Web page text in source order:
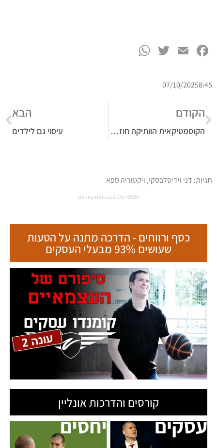
Facebook
Email
Twitter
8:45
07/10/2025
הקודם
הקוסמטיקאית הוותיקה חוזרת לתל אביב
הבא
עיסוי גם לילדים
תגיות: דני וידיסלבסקי, ויקטוריה ספא
dannyvidis.co.il/?p=9680
כסף ורווחים - הדרכה מתנה על הטעות
שעושים 93% מבעלי העסקים
קורסים והדרכות אונליין